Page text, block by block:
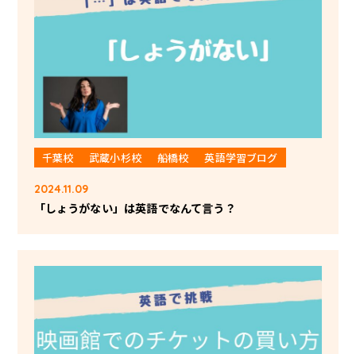
千葉校 武蔵小杉校 船橋校 英語学習ブログ
2024.11.09
「しょうがない」は英語でなんて言う？